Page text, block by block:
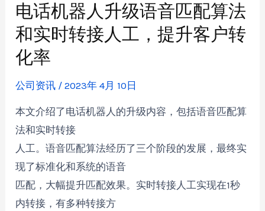
电话机器人升级语音匹配算法
和实时转接人工，提升客户转
化率
公司资讯 /2023年 4月 10日
本文介绍了电话机器人的升级内容，包括语音匹配算
法和实时转接
人工。语音匹配算法经历了三个阶段的发展，最终实
现了标准化和系统的语音
匹配，大幅提升匹配效果。实时转接人工实现在1秒
内转接，有多种转接方